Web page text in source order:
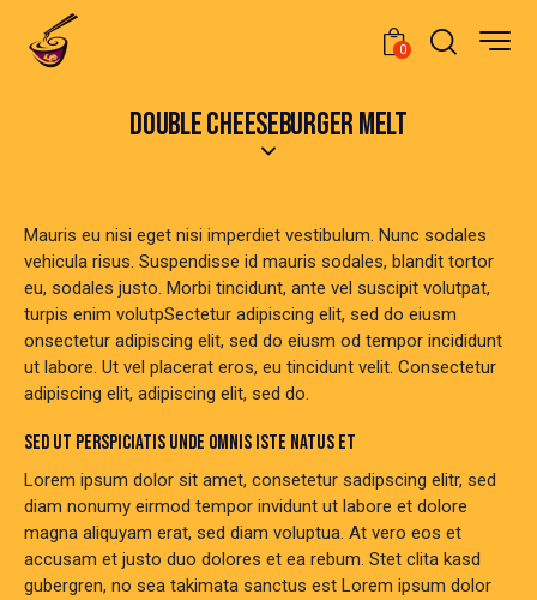
0
DOUBLE CHEESEBURGER MELT
Mauris eu nisi eget nisi imperdiet vestibulum. Nunc sodales
vehicula risus. Suspendisse id mauris sodales, blandit tortor
eu, sodales justo. Morbi tincidunt, ante vel suscipit volutpat,
turpis enim volutpSectetur adipiscing elit, sed do eiusm
onsectetur adipiscing elit, sed do eiusm od tempor incididunt
ut labore. Ut vel placerat eros, eu tincidunt velit. Consectetur
adipiscing elit, adipiscing elit, sed do.
SED UT PERSPICIATIS UNDE OMNIS ISTE NATUS ET
Lorem ipsum dolor sit amet, consetetur sadipscing elitr, sed
diam nonumy eirmod tempor invidunt ut labore et dolore
magna aliquyam erat, sed diam voluptua. At vero eos et
accusam et justo duo dolores et ea rebum. Stet clita kasd
gubergren, no sea takimata sanctus est Lorem ipsum dolor